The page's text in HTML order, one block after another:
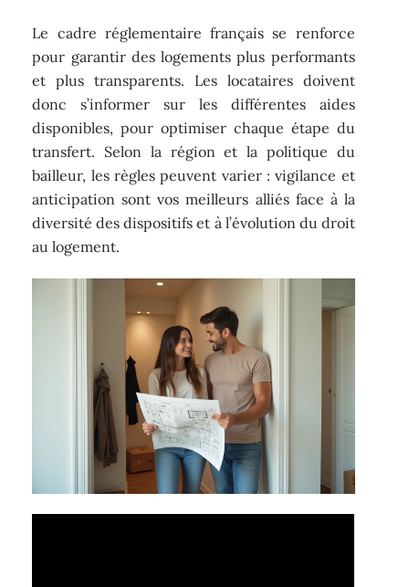
Le cadre réglementaire français se renforce
pour garantir des logements plus performants
et plus transparents. Les locataires doivent
donc s’informer sur les différentes aides
disponibles, pour optimiser chaque étape du
transfert. Selon la région et la politique du
bailleur, les règles peuvent varier : vigilance et
anticipation sont vos meilleurs alliés face à la
diversité des dispositifs et à l’évolution du droit
au logement.